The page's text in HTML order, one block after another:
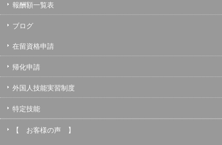
報酬額一覧表
ブログ
在留資格申請
帰化申請
外国人技能実習制度
特定技能
【 お客様の声 】